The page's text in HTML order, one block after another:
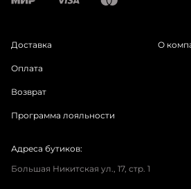
Доставка
Оплата
Возврат
Программа лояльности
О
Адреса бутиков:
Большая Никитская ул., 17, стр. 1